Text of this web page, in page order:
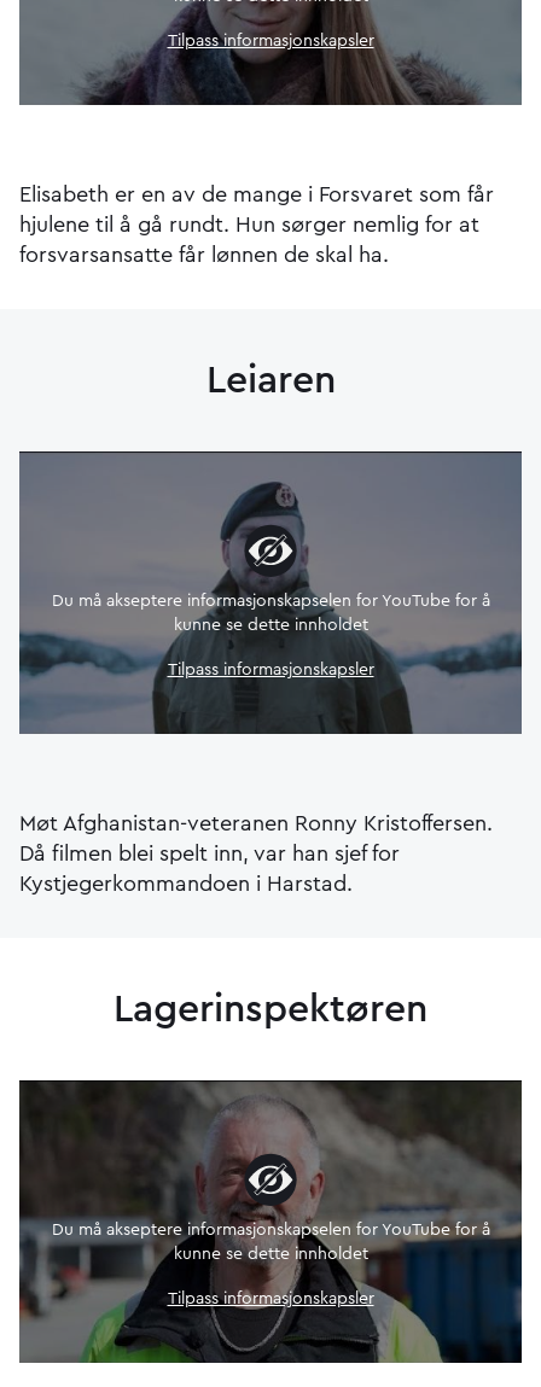
Tilpass informasjonskapsler
Elisabeth er en av de mange i Forsvaret som får
hjulene til å gå rundt. Hun sørger nemlig for at
forsvarsansatte får lønnen de skal ha.
Leiaren
Du må akseptere informasjonskapselen for YouTube for å
kunne se dette innholdet
Tilpass informasjonskapsler
Møt Afghanistan-veteranen Ronny Kristoffersen.
Då filmen blei spelt inn, var han sjef for
Kystjegerkommandoen i Harstad.
Lagerinspektøren
Du må akseptere informasjonskapselen for YouTube for å
kunne se dette innholdet
Tilpass informasjonskapsler